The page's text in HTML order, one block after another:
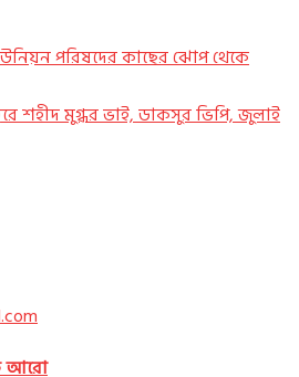
পরিষদের কাছের ঝোপ থেকে
শহীদ মুগ্ধর ভাই, ডাকসুর ভিপি, জুলাই
আরো